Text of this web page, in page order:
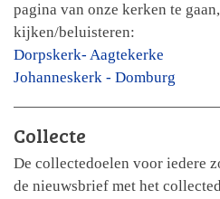
pagina van onze kerken te
kijken/beluisteren:
Dorpskerk- Aagtekerke
Johanneskerk - Domburg
Collecte
De collectedoelen voor iedere
de nieuwsbrief met het